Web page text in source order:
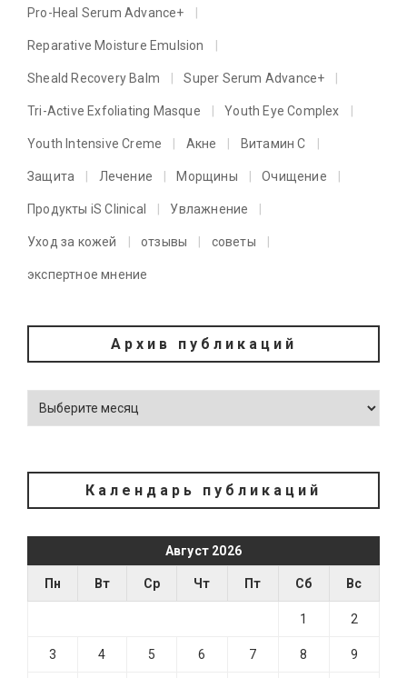
Pro-Heal Serum Advance+
Reparative Moisture Emulsion
Sheald Recovery Balm Super Serum Advance+
Tri-Active Exfoliating Masque Youth Eye Complex
Youth Intensive Creme Акне Витамин C
Защита Лечение Морщины Очищение
Продукты iS Clinical Увлажнение
Уход за кожей отзывы советы
экспертное мнение
Архив публикаций
Календарь публикаций
Август 2026
Пн Вт Ср Чт Пт Сб Вс
1 2
3 4 5 6 7 8 9